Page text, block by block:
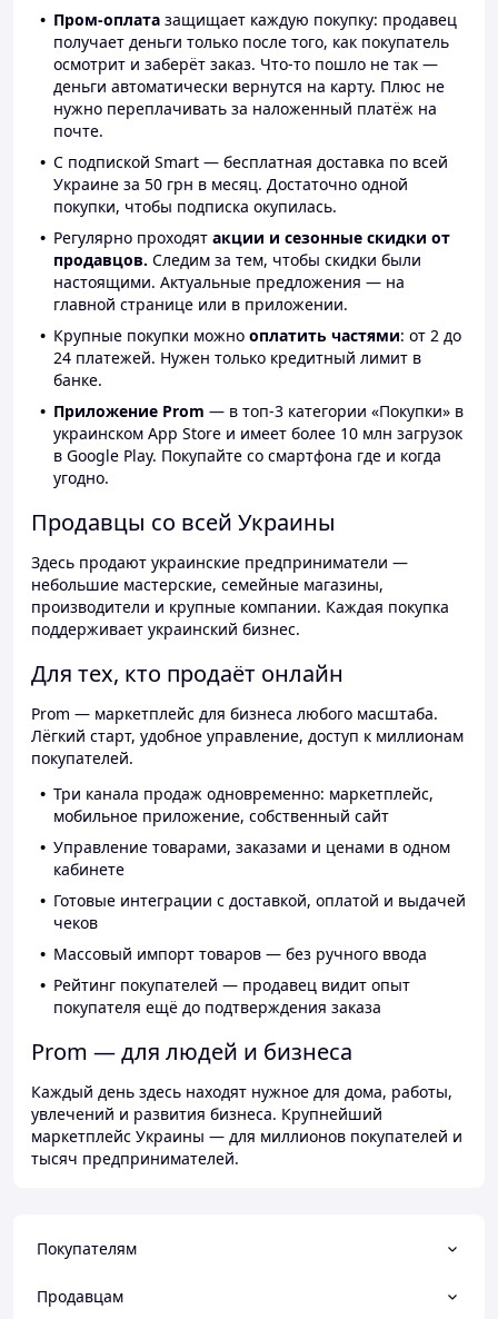
Пром-оплата защищает каждую покупку: продавец
получает деньги только после того, как покупатель
осмотрит и заберёт заказ. Что-то пошло не так —
деньги автоматически вернутся на карту. Плюс не
нужно переплачивать за наложенный платёж на
почте.
С подпиской Smart — бесплатная доставка по всей
Украине за 50 грн в месяц. Достаточно одной
покупки, чтобы подписка окупилась.
Регулярно проходят акции и сезонные скидки от
продавцов. Следим за тем, чтобы скидки были
настоящими. Актуальные предложения — на
главной странице или в приложении.
Крупные покупки можно оплатить частями: от 2 до
24 платежей. Нужен только кредитный лимит в
банке.
Приложение Prom — в топ-3 категории «Покупки» в
украинском App Store и имеет более 10 млн загрузок
в Google Play. Покупайте со смартфона где и когда
угодно.
Продавцы со всей Украины
Здесь продают украинские предприниматели —
небольшие мастерские, семейные магазины,
производители и крупные компании. Каждая покупка
поддерживает украинский бизнес.
Для тех, кто продаёт онлайн
Prom — маркетплейс для бизнеса любого масштаба.
Лёгкий старт, удобное управление, доступ к миллионам
покупателей.
Три канала продаж одновременно: маркетплейс,
мобильное приложение, собственный сайт
Управление товарами, заказами и ценами в одном
кабинете
Готовые интеграции с доставкой, оплатой и выдачей
чеков
Массовый импорт товаров — без ручного ввода
Рейтинг покупателей — продавец видит опыт
покупателя ещё до подтверждения заказа
Prom — для людей и бизнеса
Каждый день здесь находят нужное для дома, работы,
увлечений и развития бизнеса. Крупнейший
маркетплейс Украины — для миллионов покупателей и
тысяч предпринимателей.
Покупателям
Продавцам